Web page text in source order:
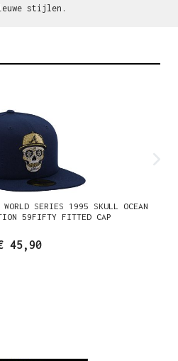
stijlen.
WORLD SERIES 1995 SKULL OCEAN
59FIFTY FITTED CAP
45,90